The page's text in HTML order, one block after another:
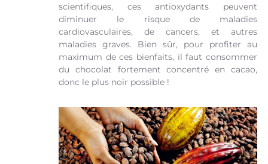
scientifiques, ces antioxydants peuvent
diminuer le risque de maladies
cardiovasculaires, de cancers, et autres
maladies graves. Bien sûr, pour profiter au
maximum de ces bienfaits, il faut consommer
du chocolat fortement concentré en cacao,
donc le plus noir possible !